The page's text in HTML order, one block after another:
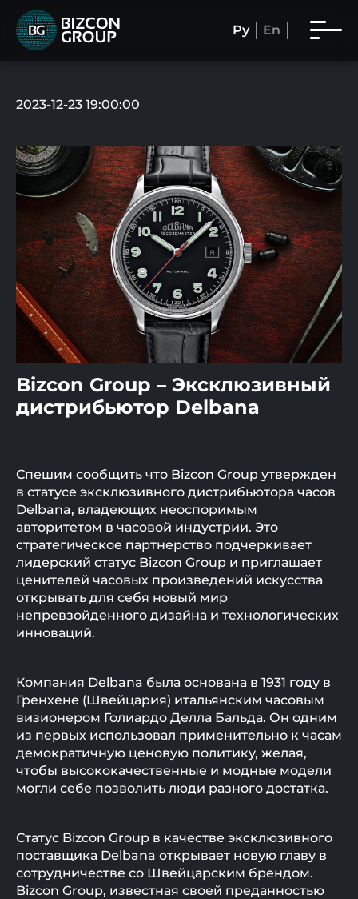
Ру En
2023-12-23 19:00:00
Bizcon Group – Эксклюзивный
дистрибьютор Delbana
Спешим сообщить что Bizcon Group утвержден
в статусе эксклюзивного дистрибьютора часов
Delbana, владеющих неоспоримым
авторитетом в часовой индустрии. Это
стратегическое партнерство подчеркивает
лидерский статус Bizcon Group и приглашает
ценителей часовых произведений искусства
открывать для себя новый мир
непревзойденного дизайна и технологических
инноваций.
Компания Delbana была основана в 1931 году в
Гренхене (Швейцария) итальянским часовым
визионером Голиардо Делла Бальда. Он одним
из первых использовал применительно к часам
демократичную ценовую политику, желая,
чтобы высококачественные и модные модели
могли себе позволить люди разного достатка.
Статус Bizcon Group в качестве эксклюзивного
поставщика Delbana открывает новую главу в
сотрудничестве со Швейцарским брендом.
Bizcon Group, известная своей преданностью